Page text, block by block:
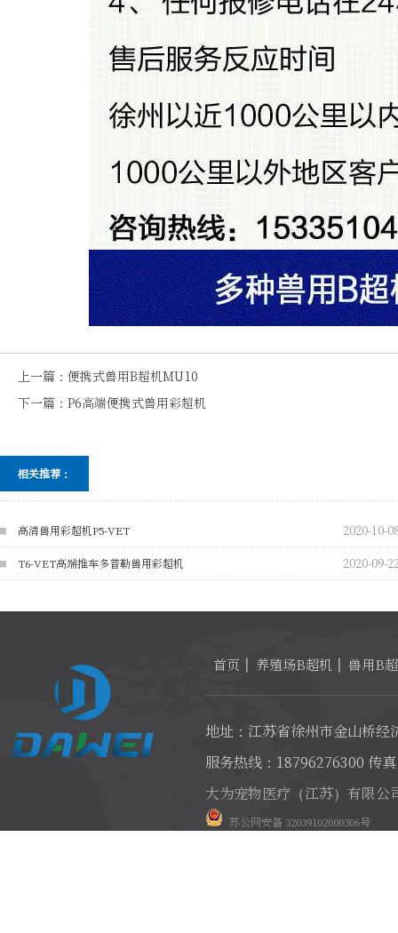
上一篇： 便携式兽用B超机MU10
下一篇： P6高端便携式兽用彩超机
相关推荐：
高清兽用彩超机P5-VET 2020-10-
T6-VET高端推车多普勒兽用彩超机 2020-09-
首页 养殖场B超机 兽用B
地址：江苏省徐州市金山桥经
服务热线：18796276300 传
大为宠物医疗（江苏）有限公
苏公网安备 32039102000306号